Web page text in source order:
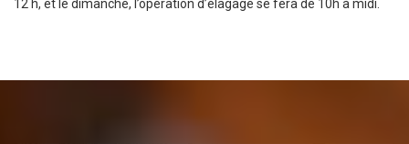
12 h, et le dimanche, l’opération d’élagage se fera de 10h à midi.